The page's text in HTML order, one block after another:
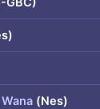
(Nes)